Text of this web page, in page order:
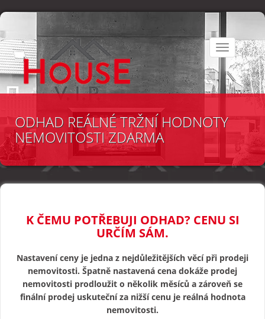
Toggle
navigation
ODHAD REÁLNÉ TRŽNÍ HODNOTY
NEMOVITOSTI ZDARMA
K ČEMU POTŘEBUJI ODHAD? CENU SI
URČÍM SÁM.
Nastavení ceny je jedna z nejdůležitějších věcí při prodeji
nemovitosti. Špatně nastavená cena dokáže prodej
nemovitosti prodloužit o několik měsíců a zároveň se
finální prodej uskuteční za nižší cenu je reálná hodnota
nemovitosti.